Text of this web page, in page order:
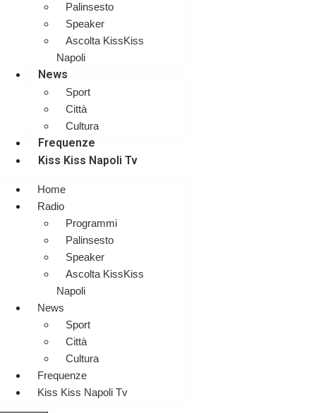
Palinsesto
Speaker
Ascolta KissKiss
Napoli
News
Sport
Città
Cultura
Frequenze
Kiss Kiss Napoli Tv
Home
Radio
Programmi
Palinsesto
Speaker
Ascolta KissKiss
Napoli
News
Sport
Città
Cultura
Frequenze
Kiss Kiss Napoli Tv